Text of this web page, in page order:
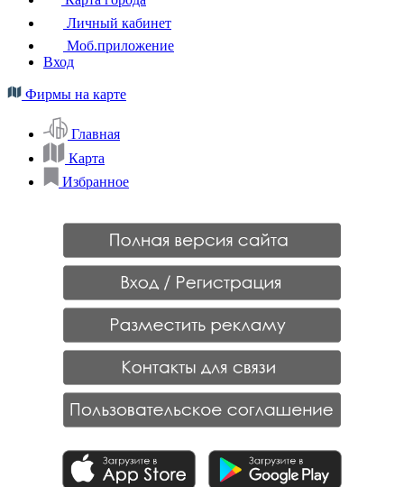
Личный кабинет
Моб.приложение
Вход
Фирмы на карте
Главная
Карта
Избранное